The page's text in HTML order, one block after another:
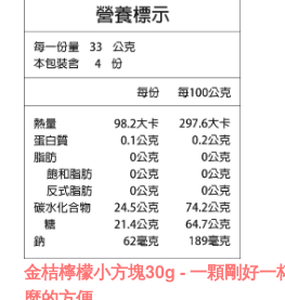
金桔檸檬小方塊30g - 一顆剛好一